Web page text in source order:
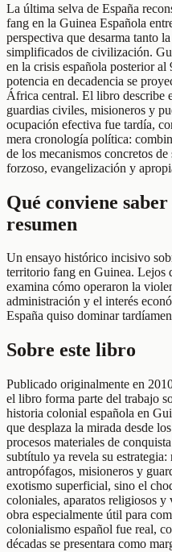
La última selva de España
fang en la Guinea Española
perspectiva que desarma tanto
simplificados de civilización.
en la crisis española posterior
potencia en decadencia se
África central. El libro describe
guardias civiles, misioneros y
ocupación efectiva fue tardía,
mera cronología política:
de los mecanismos concretos
forzoso, evangelización y
Qué conviene
resumen
Un ensayo histórico incisivo
territorio fang en Guinea. Lejos
examina cómo operaron la
administración y el interés
España quiso dominar
Sobre este libro
Publicado originalmente en
el libro forma parte del trabajo
historia colonial española en
que desplaza la mirada desde
procesos materiales de
subtítulo ya revela su estrategia:
antropófagos, misioneros y
exotismo superficial, sino el
coloniales, aparatos religiosos
obra especialmente útil para
colonialismo español fue real,
décadas se presentara como